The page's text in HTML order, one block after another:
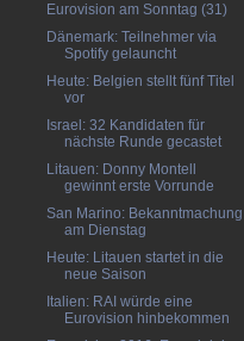
Eurovision am Sonntag (31)
Dänemark: Teilnehmer via
Spotify gelauncht
Heute: Belgien stellt fünf Titel
vor
Israel: 32 Kandidaten für
nächste Runde gecastet
Litauen: Donny Montell
gewinnt erste Vorrunde
San Marino: Bekanntmachung
am Dienstag
Heute: Litauen startet in die
neue Saison
Italien: RAI würde eine
Eurovision hinbekommen